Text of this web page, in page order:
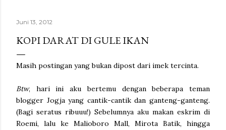
Juni 13, 2012
KOPI DARAT DI GULE IKAN
Masih postingan yang bukan dipost dari imek tercinta.
Btw, hari ini aku bertemu dengan beberapa teman
blogger Jogja yang cantik-cantik dan ganteng-ganteng.
(Bagi seratus ribuuu!) Sebelumnya aku makan eskrim di
Roemi, lalu ke Malioboro Mall, Mirota Batik, hingga